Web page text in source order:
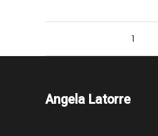
1
Angela Latorre